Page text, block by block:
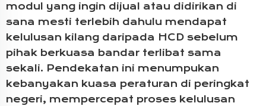
modul yang ingin dijual atau didirikan di
sana mesti terlebih dahulu mendapat
kelulusan kilang daripada HCD sebelum
pihak berkuasa bandar terlibat sama
sekali. Pendekatan ini menumpukan
kebanyakan kuasa peraturan di peringkat
negeri, mempercepat proses kelulusan